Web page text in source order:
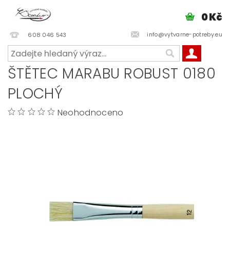
608 046 543 info@vytvarne-potreby.eu
0 Kč
ŠTĚTEC MARABU ROBUST 0180
PLOCHÝ
Neohodnoceno